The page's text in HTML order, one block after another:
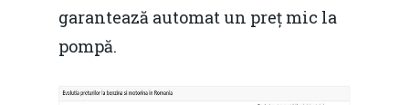
garantează automat un preț mic la
pompă.